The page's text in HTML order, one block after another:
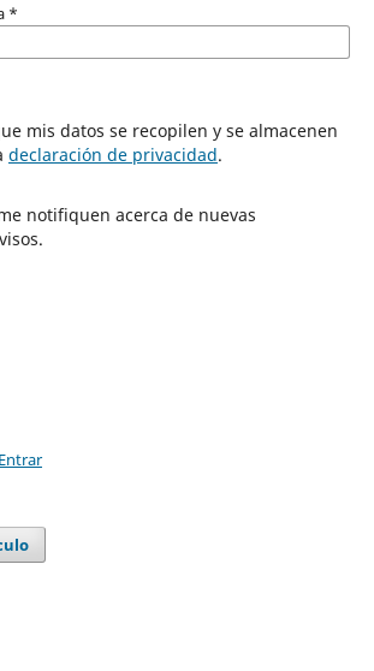
*
declaración de privacidad.
Entrar